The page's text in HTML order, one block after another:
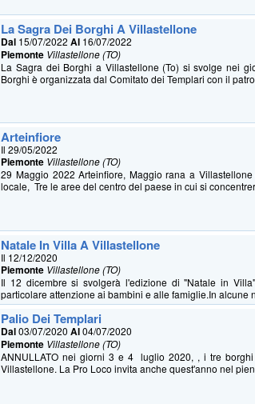
La Sagra Dei Borghi A Villastellone
Dal 15/07/2022Al 16/07/2022
Piemonte Villastellone (TO)
La Sagra dei Borghi a Villastellone (To) si svolge nei
Borghi è organizzata dal Comitato dei Templari con il
Arteinfiore
Il 29/05/2022
Piemonte Villastellone (TO)
29 Maggio 2022 Arteinfiore, Maggio rana a
locale, Tre le aree del centro del paese in cui si
Natale In Villa A Villastellone
Il 12/12/2020
Piemonte Villastellone (TO)
Il 12 dicembre si svolgerà l'edizione di "Natale in
particolare attenzione ai bambini e alle famiglie.In alcune
Palio Dei Templari
Dal03/07/2020Al04/07/2020
Piemonte Villastellone (TO)
ANNULLATO nei giorni 3 e 4 luglio 2020, , i tre
Villastellone. La Pro Loco invita anche quest'anno nel